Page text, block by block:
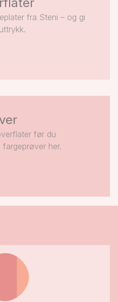
fra Steni – og gi
før du
fargeprøver her.